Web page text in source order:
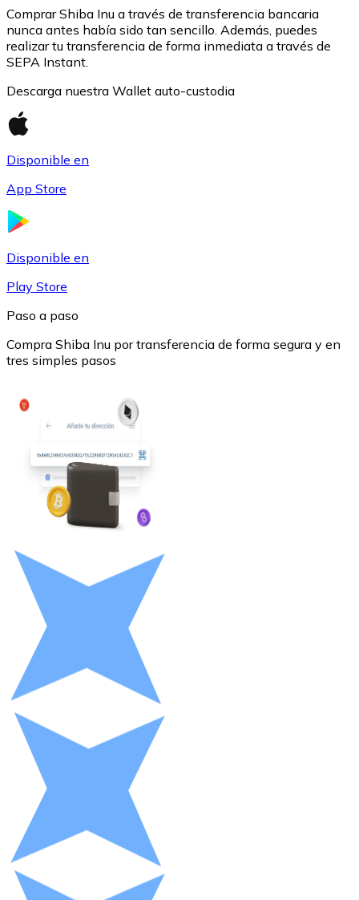
ETH
LTC
XRP
Efectivo
Compra criptomonedas con efectivo en tu tienda más
Comprar con efectivo
Transferencia SEPA
Comprar Shiba Inu a través de transferencia bancaria
nunca antes había sido tan sencillo. Además, puedes
realizar tu transferencia de forma inmediata a través de
SEPA Instant.
Descarga nuestra Wallet auto-custodia
Disponible en
App Store
Disponible en
Play Store
Paso a paso
Compra Shiba Inu por transferencia de forma segura y en
tres simples pasos